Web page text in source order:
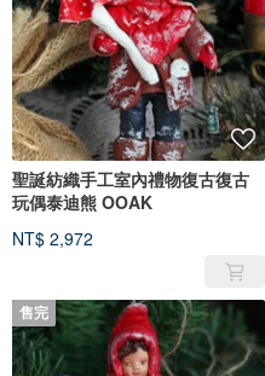
聖誕紡織手工室內禮物復古復古
玩偶泰迪熊 OOAK
NT$ 2,972
售完